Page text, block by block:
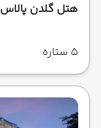
هتل گلدن
5 ستاره